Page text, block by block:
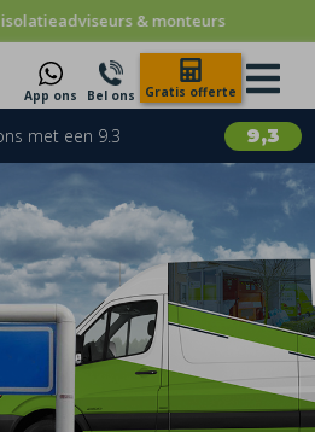
& monteurs
App ons Bel ons Gratis offerte
9,3
met een 9.3